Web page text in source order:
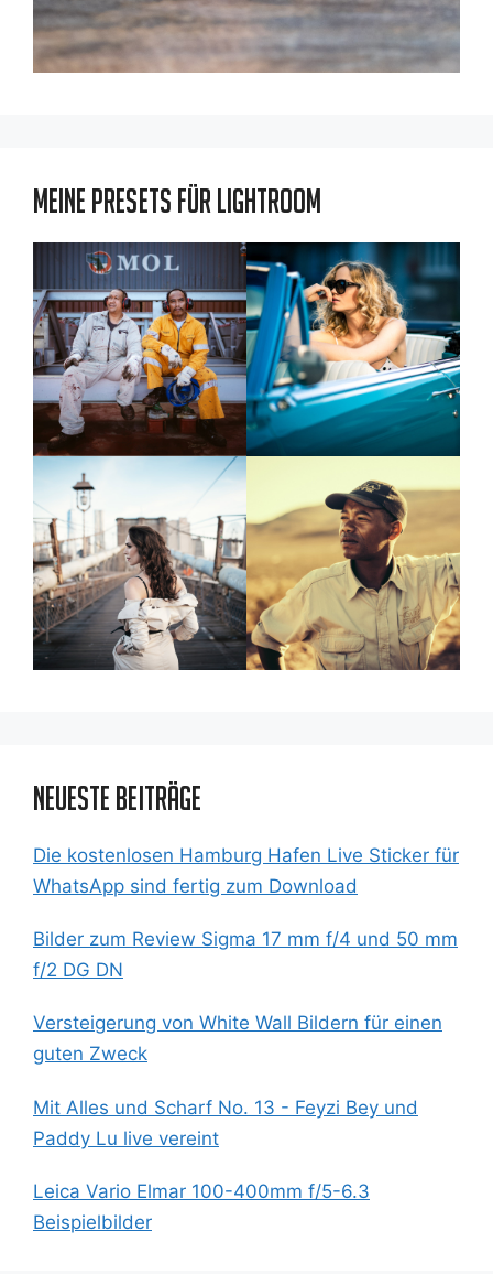
Meine Presets für Lightroom
Neueste Beiträge
Die kostenlosen Hamburg Hafen Live Sticker für
WhatsApp sind fertig zum Download
Bilder zum Review Sigma 17 mm f/4 und 50 mm
f/2 DG DN
Versteigerung von White Wall Bildern für einen
guten Zweck
Mit Alles und Scharf No. 13 - Feyzi Bey und
Paddy Lu live vereint
Leica Vario Elmar 100-400mm f/5-6.3
Beispielbilder